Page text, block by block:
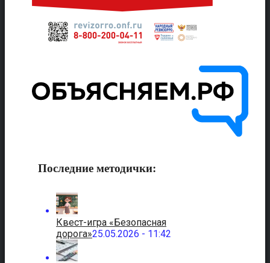
Последние методички:
Квест-игра «Безопасная
дорога»25.05.2026 - 11:42